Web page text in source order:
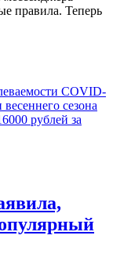
правила. Теперь
COVID-
сезона
рублей за